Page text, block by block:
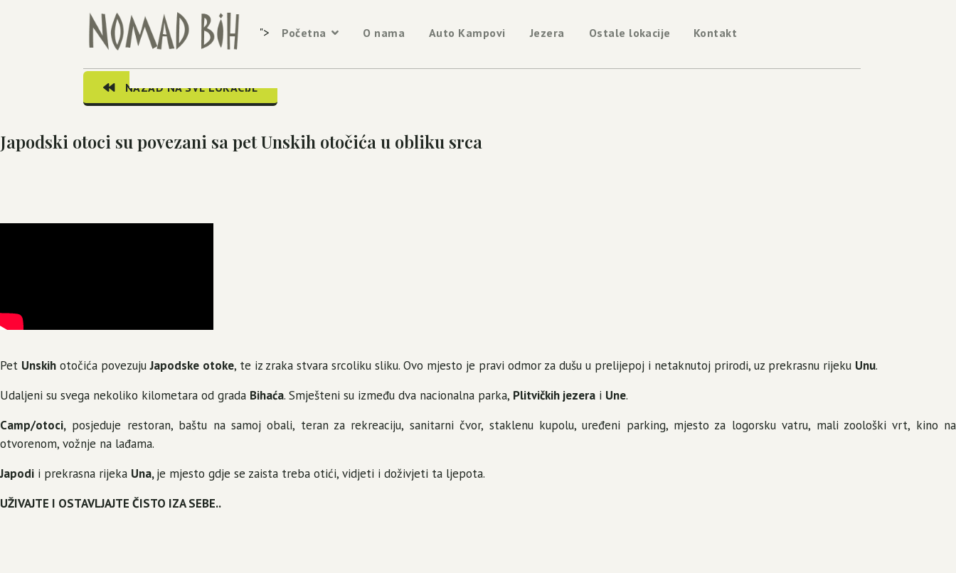
"> Početna O nama Auto Kampovi Jezera Ostale lokacije Kontakt
NAZAD NA SVE LOKACIJE
Japodski otoci su povezani sa pet Unskih otočića u obliku srca
Pet Unskih otočića povezujuJapodske otoke, te iz zraka stvara srcoliku sliku. Ovo mjesto je pravi odmor za dušu u prelijepoj i netaknutoj prirodi, uz prekrasnu rijeku Unu.
Udaljeni su svega nekoliko kilometara od grada Bihaća. Smješteni su između dva nacionalna parka, Plitvičkih jezera i Une.
Camp/otoci, posjeduje restoran, baštu na samoj obali, teran za rekreaciju, sanitarni čvor, staklenu kupolu, uređeni parking, mjesto za logorsku vatru, mali zoološki vrt, kino na
otvorenom, vožnje na lađama.
Japodi i prekrasna rijeka Una,je mjesto gdje se zaista treba otići, vidjeti i doživjeti ta ljepota.
UŽIVAJTE I OSTAVLJAJTE ČISTO IZA SEBE..